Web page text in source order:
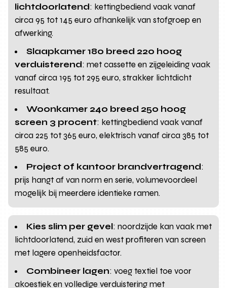
lichtdoorlatend: kettingbediend vaak vanaf
circa 95 tot 145 euro afhankelijk van stofgroep en
afwerking.
Slaapkamer 180 breed 220 hoog
verduisterend: met cassette en zijgeleiding vaak
vanaf circa 195 tot 295 euro, strakker lichtdicht
resultaat.
Woonkamer 240 breed 250 hoog
screen 3 procent: kettingbediend vaak vanaf
circa 225 tot 365 euro, elektrisch vanaf circa 385 tot
585 euro.
Project of kantoor brandvertragend:
prijs hangt af van norm en serie, volumevoordeel
mogelijk bij meerdere identieke ramen.
Kies slim per gevel: noordzijde kan vaak met
lichtdoorlatend, zuid en west profiteren van screen
met lagere openheidsfactor.
Combineer lagen: voeg textiel toe voor
akoestiek en volledige verduistering met